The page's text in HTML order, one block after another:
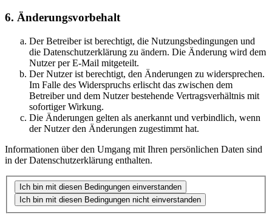
6. Änderungsvorbehalt
Der Betreiber ist berechtigt, die Nutzungsbedingungen und
die Datenschutzerklärung zu ändern. Die Änderung wird dem
Nutzer per E-Mail mitgeteilt.
Der Nutzer ist berechtigt, den Änderungen zu widersprechen.
Im Falle des Widerspruchs erlischt das zwischen dem
Betreiber und dem Nutzer bestehende Vertragsverhältnis mit
sofortiger Wirkung.
Die Änderungen gelten als anerkannt und verbindlich, wenn
der Nutzer den Änderungen zugestimmt hat.
Informationen über den Umgang mit Ihren persönlichen Daten sind
in der Datenschutzerklärung enthalten.